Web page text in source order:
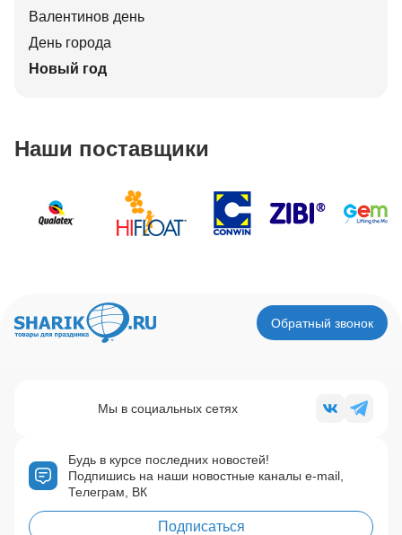
Валентинов день
День города
Новый год
Наши поставщики
Обратный звонок
Будь в курсе последних новостей!
Подпишись на наши новостные каналы e-mail,
Телеграм, ВК
Подписаться
Мы в социальных сетях